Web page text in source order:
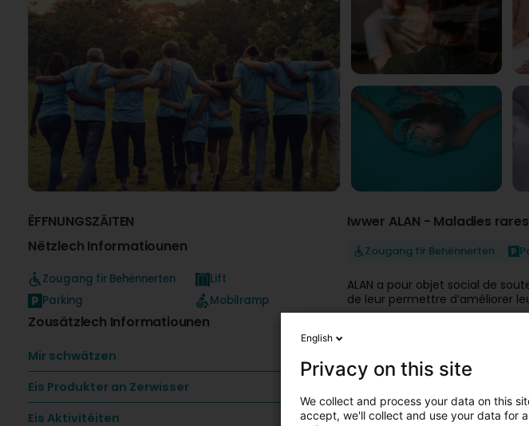
ËFFNUNGSZÄITEN
Nëtzlech Informatiounen
Zougang fir Behënnerten
Parking
Lift
Mobilramp
Zousätzlech Informatiounen
Mir schwätzen
Eis Produkter an Zerwisser
Eis Aktivitéiten
Iwwer ALAN - Maladies
Zougang fir Behënnerten
ALAN a pour objet social de
de leur permettre d’améliorer
notamment en leur facilitant
familiale, l’inclusion sociale et
de promouvoir l’éducation,
maladie rare;
English
Privacy on this site
We collect and process your data on this
accept, we'll collect and use your data for